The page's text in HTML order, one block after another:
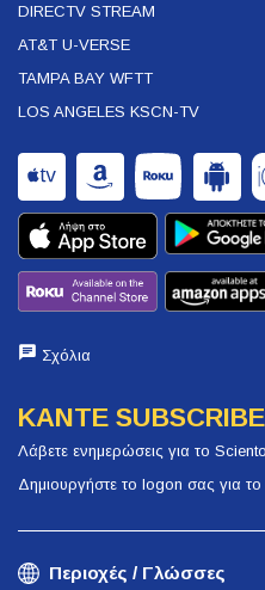
DIRECTV STREAM
AT&T U-VERSE
TAMPA BAY WFTT
LOS ANGELES KSCN-TV
Σχόλια
ΚΑΝΤΕ SUBSCRIBE
Λάβετε ενημερώσεις για το
Δημιουργήστε το logon σας για
Περιοχές / Γλώσσες